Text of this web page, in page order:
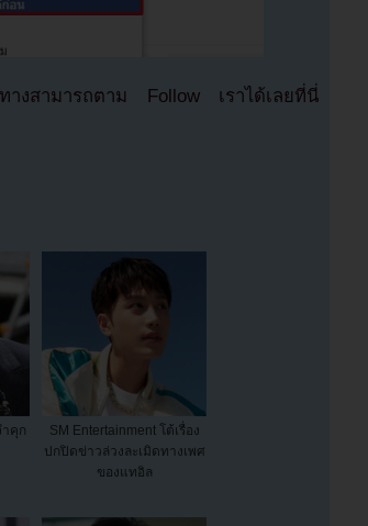
างสามารถตาม Follow เราได้เลยที่นี่
คุก
SM Entertainment โต้เรื่อง
ปกปิดข่าวล่วงละเมิดทางเพศ
ของแทอิล